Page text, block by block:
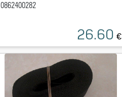
0862400282
26.60 €